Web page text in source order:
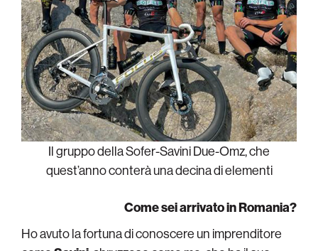
Il gruppo della Sofer-Savini Due-Omz, che
quest’anno conterà una decina di elementi
Come sei arrivato in Romania?
Ho avuto la fortuna di conoscere un imprenditore